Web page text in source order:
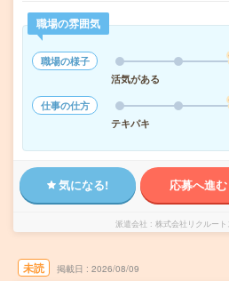
職場の雰囲気
職場の様子
活気がある
仕事の仕方
テキパキ
気になる! 応募へ進む
派遣会社 株式会社リクルー
未読 掲載日 2026/08/09